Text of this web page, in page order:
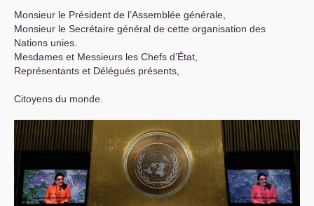
Monsieur le Président de l’Assemblée générale,
Monsieur le Secrétaire général de cette organisation des
Nations unies.
Mesdames et Messieurs les Chefs d’État,
Représentants et Délégués présents,
Citoyens du monde.